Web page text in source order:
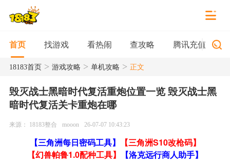
首页 找游戏 看热闹 查攻略 腾讯充值
18183首页> 游戏攻略 > 单机攻略 > 正文
毁灭战士黑暗时代复活重炮位置一览 毁灭战士黑
暗时代复活关卡重炮在哪
来源： 18183整合 mooon 26-07-07 10:43:23
【三角洲每日密码工具】
【三角洲S10改枪码】
【幻兽帕鲁1.0配种工具】
【洛克远行商人助手】